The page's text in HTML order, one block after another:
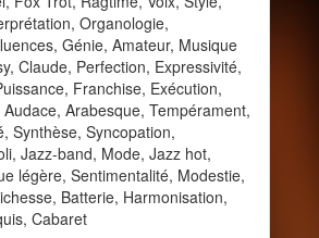
Organologie,
Génie, Amateur, Musique
Claude, Perfection, Expressivité,
Franchise, Exécution,
Arabesque, Tempérament,
Synthèse, Syncopation,
Jazz-band, Mode, Jazz hot,
légère, Sentimentalité, Modestie,
Batterie, Harmonisation,
Cabaret